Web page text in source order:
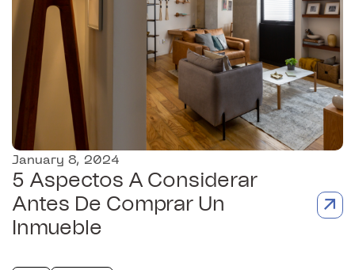
January 8, 2024
5 Aspectos A Considerar
Antes De Comprar Un
Inmueble